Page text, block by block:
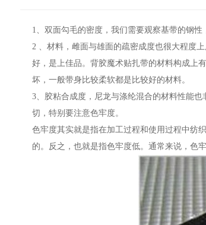
1、双面勾毛的密度，我们需要观察基带的钢性
2 、材料，雌面与雄面的疏密成度也很大程度上
好，是上佳品。背胶魔术贴扎带的材料构成上
坏，一般带身比较柔软都是比较好的材料。
3、胶粘合成度，尼龙与涤纶混合的材料性能
切，特别要注意色牢度。
色牢度其实就是指在加工过程和使用过程中纺
的。反之，也就是指色牢度低。通常来说，色